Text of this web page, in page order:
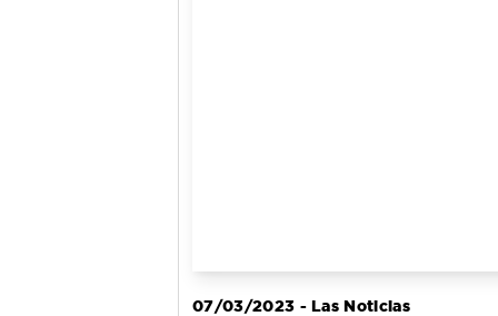
07/03/2023 - Las Noticias